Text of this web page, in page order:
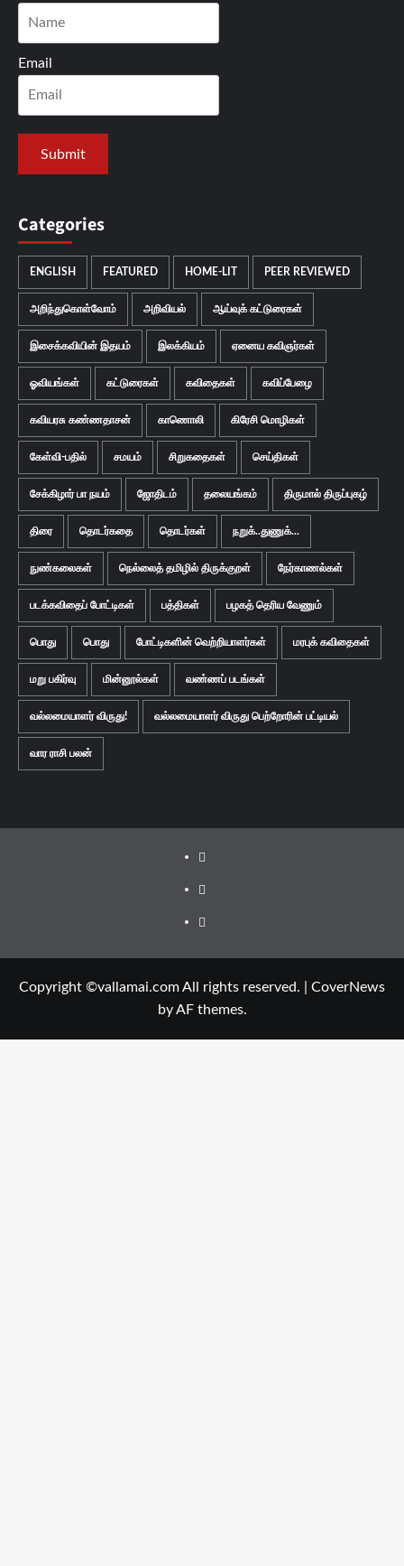
Email
Categories
ENGLISH FEATURED HOME-LIT PEER REVIEWED
அறிந்துகொள்வோம் அறிவியல் ஆய்வுக் கட்டுரைகள்
இசைக்கவியின் இதயம் இலக்கியம் ஏனைய கவிஞர்கள்
ஓவியங்கள் கட்டுரைகள் கவிதைகள் கவிப்பேழை
கவியரசு கண்ணதாசன் காணொலி கிரேசி மொழிகள்
கேள்வி-பதில் சமயம் சிறுகதைகள் செய்திகள்
சேக்கிழார் பா நயம் ஜோதிடம் தலையங்கம் திருமால் திருப்புகழ்
திரை தொடர்கதை தொடர்கள் நறுக்..துணுக்...
நுண்கலைகள் நெல்லைத் தமிழில் திருக்குறள் நேர்காணல்கள்
படக்கவிதைப் போட்டிகள் பத்திகள் பழகத் தெரிய வேணும்
பொது பொது போட்டிகளின் வெற்றியாளர்கள் மரபுக் கவிதைகள்
மறு பகிர்வு மின்னூல்கள் வண்ணப் படங்கள்
வல்லமையாளர் விருது! வல்லமையாளர் விருது பெற்றோரின் பட்டியல்
வார ராசி பலன்
Facebook
Twitter
Youtube
Copyright ©vallamai.com All rights reserved.
CoverNews
by AF themes.